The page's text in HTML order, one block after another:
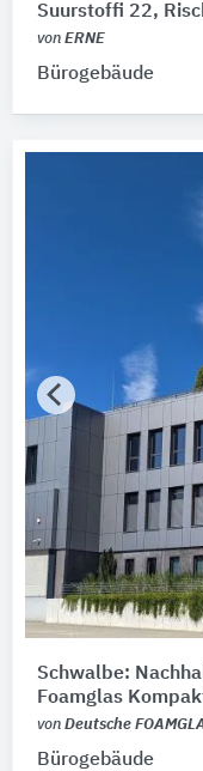
Suurstoffi 22,
von ERNE
Bürogebäude
Schwalbe:
Foamglas
von Deutsche
Bürogebäude